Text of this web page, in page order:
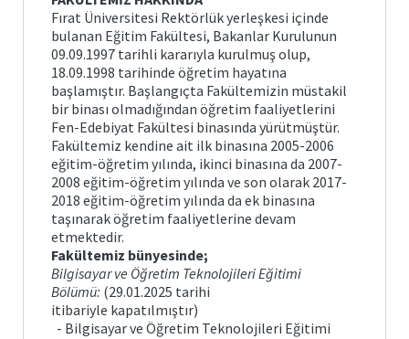
Matematik
Bilimleri
Eğitimi
Temel
Eğitim
Türkçe
Sosyal
Bilimler
Yabancı
Eğitimi
Öğrenci
İşleri
Otomasyonu
Bologna
Sistemi
Fırat Üniversitesi Rektörlük yerleşkesi içinde
bulanan Eğitim Fakültesi, Bakanlar Kurulunun
09.09.1997 tarihli kararıyla kurulmuş olup,
18.09.1998 tarihinde öğretim hayatına
başlamıştır. Başlangıçta Fakültemizin müstakil
bir binası olmadığından öğretim faaliyetlerini
Fen-Edebiyat Fakültesi binasında yürütmüştür.
Fakültemiz kendine ait ilk binasına 2005-2006
eğitim-öğretim yılında, ikinci binasına da 2007-
2008 eğitim-öğretim yılında ve son olarak 2017-
2018 eğitim-öğretim yılında da ek binasına
taşınarak öğretim faaliyetlerine devam
etmektedir.
Fakültemiz bünyesinde;
Bilgisayar ve Öğretim Teknolojileri Eğitimi
Bölümü: (29.01.2025 tarihi
itibariyle kapatılmıştır)
- Bilgisayar ve Öğretim Teknolojileri Eğitimi